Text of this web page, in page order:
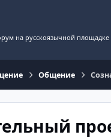
на русскоязычной площадке
Общение